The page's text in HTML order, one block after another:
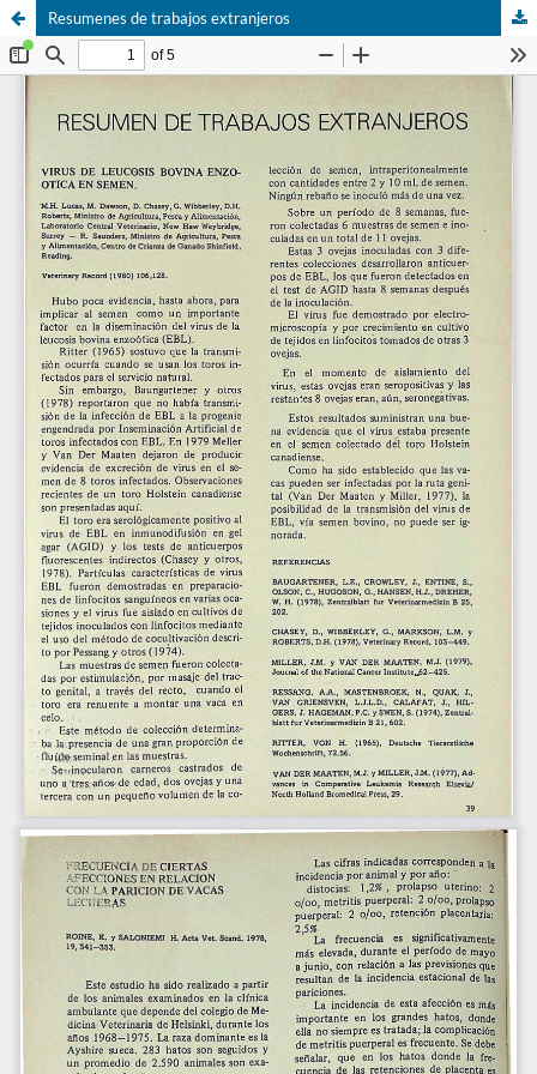
Resumenes de trabajos extranjeros